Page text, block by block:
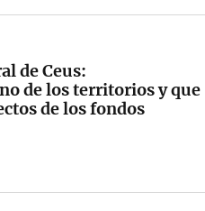
de Ceus:
de los territorios y que
de los fondos